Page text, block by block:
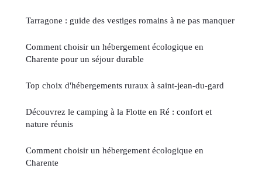
Tarragone : guide des vestiges romains à ne pas manquer
Comment choisir un hébergement écologique en
Charente pour un séjour durable
Top choix d'hébergements ruraux à saint-jean-du-gard
Découvrez le camping à la Flotte en Ré : confort et
nature réunis
Comment choisir un hébergement écologique en
Charente